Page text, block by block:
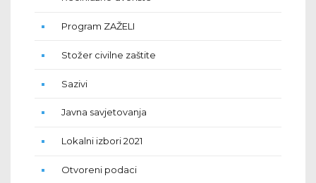
Program ZAŽELI
Stožer civilne zaštite
Sazivi
Javna savjetovanja
Lokalni izbori 2021
Otvoreni podaci